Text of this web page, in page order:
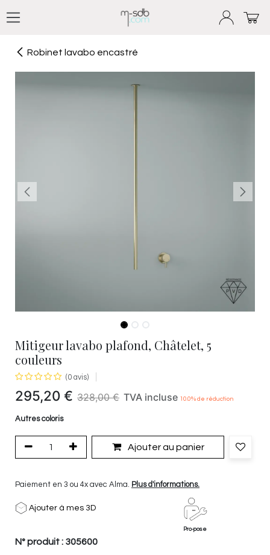
Robinet lavabo encastré
Mitigeur lavabo plafond, Châtelet, 5
couleurs
(0 avis)
295,20 € 328,00€ TVA incluse 10.0% de réduction
Autres coloris
Ajouter au panier
Paiement en 3 ou 4x avec Alma. Plus d'informations.
Ajouter à mes 3D
Pro-pose
N° produit : 305600